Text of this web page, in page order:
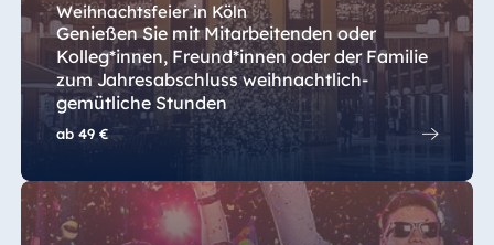
Weihnachtsfeier in Köln
Genießen Sie mit Mitarbeitenden oder
Kolleg*innen, Freund*innen oder der Familie
zum Jahresabschluss weihnachtlich-
gemütliche Stunden
ab49 €